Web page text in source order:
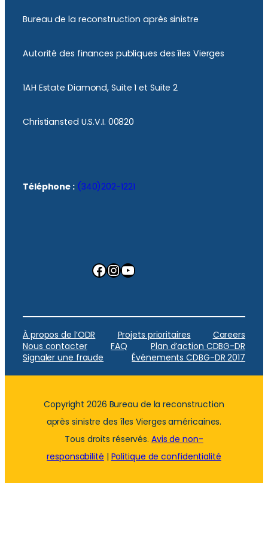
Bureau de la reconstruction après sinistre
Autorité des finances publiques des îles Vierges
1AH Estate Diamond, Suite 1 et Suite 2
Christiansted U.S.V.I. 00820
Téléphone : (340)202-1221
Facebook InstagramYouTube
À propos de l’ODR Projets prioritaires
Careers
Nous contacter
FAQ
Plan d’action CDBG-DR
Signaler une fraude
Événements CDBG-DR 2017
Copyright 2026 Bureau de la reconstruction
après sinistre des îles Vierges américaines.
Tous droits réservés. Avis de non-
responsabilité | Politique de confidentialité